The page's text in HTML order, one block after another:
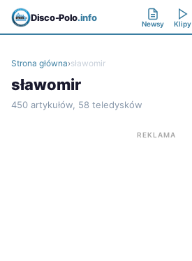
Disco-Polo.info
Newsy Klipy
Strona główna›sławomir
sławomir
450 artykułów, 58 teledysków
REKLAMA